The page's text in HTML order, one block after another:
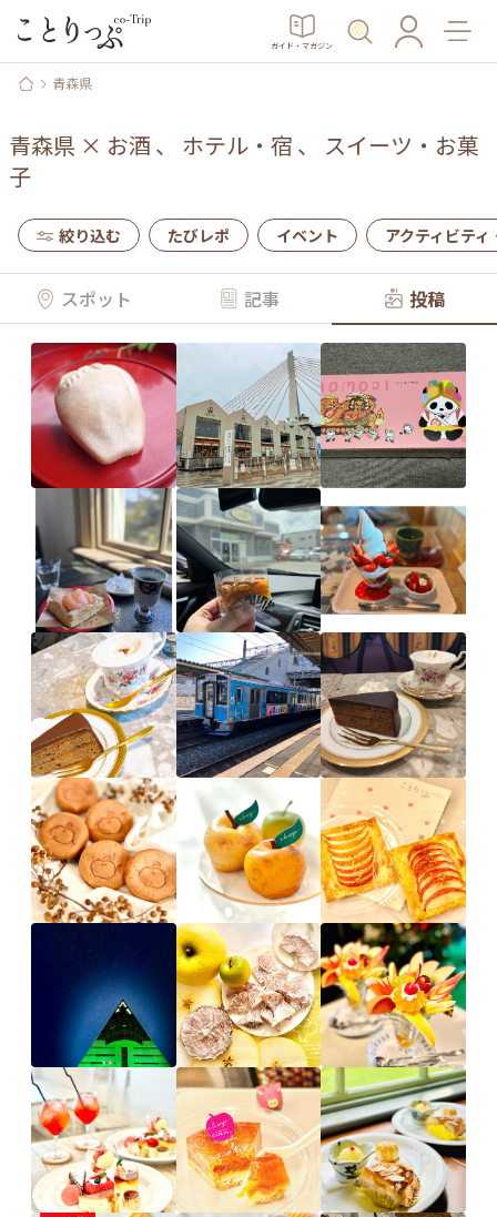
ガイド・マガジン
青森県
青森県 × お酒 、 ホテル・宿 、 スイーツ・お菓
子
絞り込む たびレポ イベント アクティビティ
スポット 記事 投稿